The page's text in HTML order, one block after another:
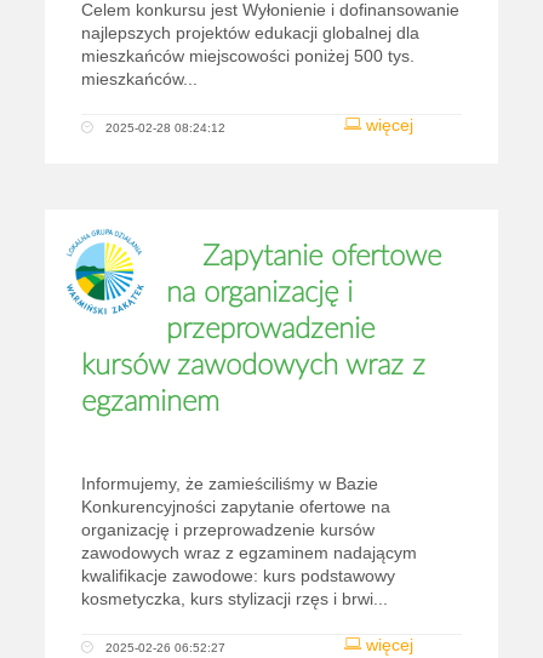
Celem konkursu jest Wyłonienie i dofinansowanie
najlepszych projektów edukacji globalnej dla
mieszkańców miejscowości poniżej 500 tys.
mieszkańców...
więcej
2025-02-28 08:24:12
Zapytanie ofertowe
na organizację i
przeprowadzenie
kursów zawodowych wraz z
egzaminem
Informujemy, że zamieściliśmy w Bazie
Konkurencyjności zapytanie ofertowe na
organizację i przeprowadzenie kursów
zawodowych wraz z egzaminem nadającym
kwalifikacje zawodowe: kurs podstawowy
kosmetyczka, kurs stylizacji rzęs i brwi...
więcej
2025-02-26 06:52:27